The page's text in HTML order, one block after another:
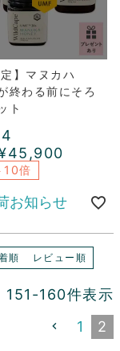
】マヌカハ
わる前にそろ
ト
45,900
10倍
お知らせ
順 レビュー順
151 -160件表示
1
2